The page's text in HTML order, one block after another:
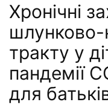
Хронічні
тракту у
пандемії
для